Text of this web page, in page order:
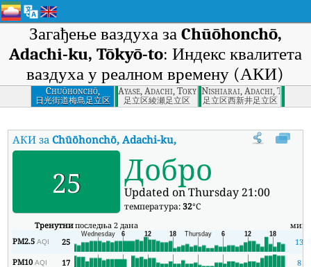
Загађење ваздуха за Chūōhonchō,
Adachi-ku, Tōkyō-to: Индекс квалитета
ваздуха у реалном времену (АКИ)
Chuōhonchō,
Adachi-ku, Tōkyō-to
日光街道梅島足立区
Ayase, Adachi, Tokyo
足立区綾瀬足立区
Nishiarai, Adachi, Tokyo
足立区西新井足立区
АКИ заChūōhonchō, Adachi-ku, Tōkyō-to Индекс
25 Добро
Updated on Thursday 21:00
температура:32°C
Тренутнипоследња 2 дана мин
PM2.5AQI 25
13
PM10AQI 17
8